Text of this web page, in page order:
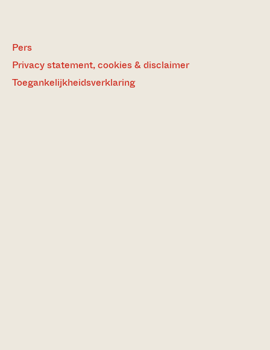
Pers
Privacy statement, cookies & disclaimer
Toegankelijkheidsverklaring